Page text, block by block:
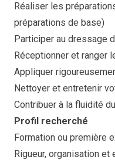
Réaliser les
préparations de base)
Participer au dressage
Réceptionner et ranger
Appliquer
Nettoyer et entretenir
Contribuer à la fluidité
Profil recherché
Formation ou première
Rigueur, organisation et